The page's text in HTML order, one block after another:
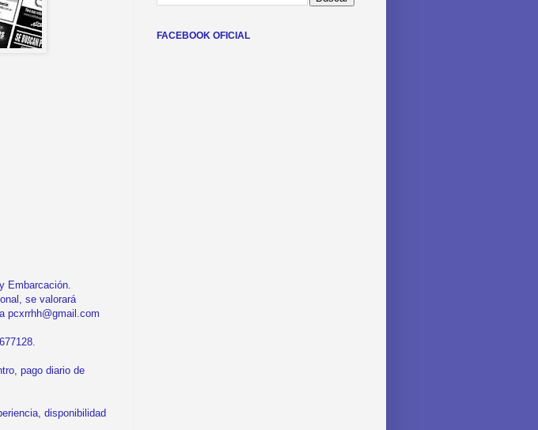
Embarcación.
se valorará
pcxrrhh@gmail.com
pago diario de
disponibilidad
FACEBOOK OFICIAL